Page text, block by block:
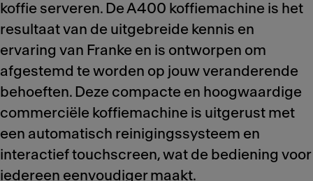
koffie serveren. De A400 koffiemachine is het
resultaat van de uitgebreide kennis en
ervaring van Franke en is ontworpen om
afgestemd te worden op jouw veranderende
behoeften. Deze compacte en hoogwaardige
commerciële koffiemachine is uitgerust met
een automatisch reinigingssysteem en
interactief touchscreen, wat de bediening voor
iedereen eenvoudiger maakt.